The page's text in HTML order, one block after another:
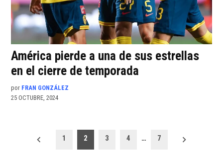
América pierde a una de sus estrellas
en el cierre de temporada
por FRAN GONZÁLEZ
25 OCTUBRE, 2024
Paginación
1 2 3 4 … 7